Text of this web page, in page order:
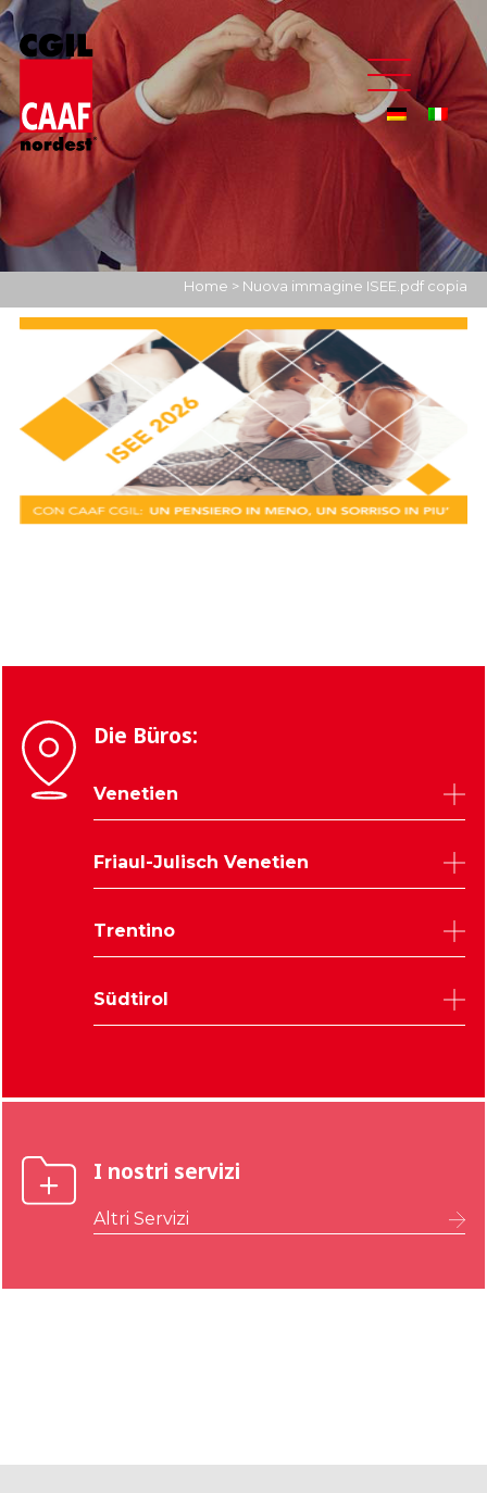
Home > Nuova immagine ISEE.pdf copia
Die Büros:
Venetien
Belluno
Treviso
Venedig
Verona
Vicenza
Friaul-Julisch Venetien
Udine
Gorizia
Trentino
Trient
Südtirol
I nostri servizi
Altri Servizi